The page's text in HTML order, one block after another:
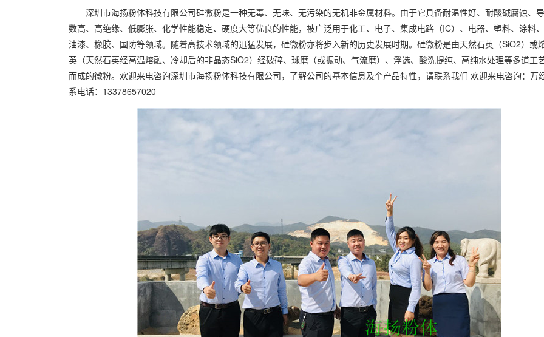
深圳市海扬粉体科技有限公司硅微粉是一种无毒、无味、无污染的无机非金属材料。由于它具备耐温性好、耐酸碱腐蚀、
数高、高绝缘、低膨胀、化学性能稳定、硬度大等优良的性能，被广泛用于化工、电子、集成电路（IC）、电器、塑料、涂料
油漆、橡胶、国防等领域。随着高技术领域的迅猛发展，硅微粉亦将步入新的历史发展时期。硅微粉是由天然石英（SiO2）或
英（天然石英经高温熔融、冷却后的非晶态SiO2）经破碎、球磨（或振动、气流磨）、浮选、酸洗提纯、高纯水处理等多道工
而成的微粉。欢迎来电咨询深圳市海扬粉体科技有限公司，了解公司的基本信息及个产品特性，请联系我们 欢迎来电咨询：万
系电话：13378657020